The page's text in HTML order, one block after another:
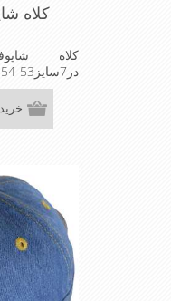
کلاه
کلاه
است این
خرید